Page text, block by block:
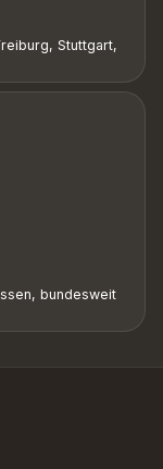
Stuttgart,
bundesweit